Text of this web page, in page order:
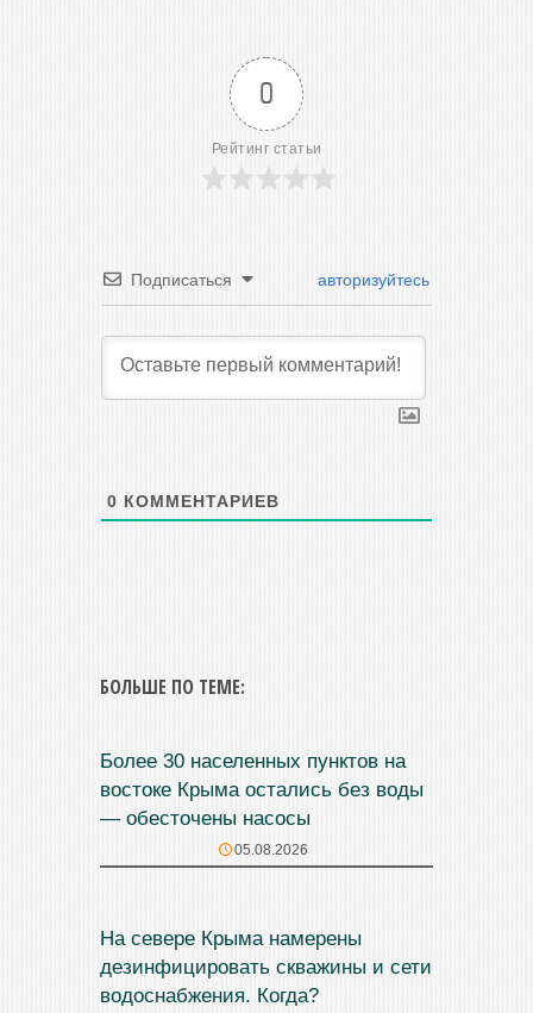
0
Рейтинг статьи
Подписаться авторизуйтесь
0 КОММЕНТАРИЕВ
БОЛЬШЕ ПО ТЕМЕ:
Более 30 населенных пунктов на
востоке Крыма остались без воды
— обесточены насосы
05.08.2026
На севере Крыма намерены
дезинфицировать скважины и сети
водоснабжения. Когда?